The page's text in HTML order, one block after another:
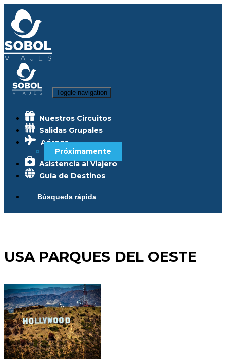
Toggle navigation
Nuestros Circuitos
Salidas Grupales
Aéreos
Próximamente
Asistencia al Viajero
Guía de Destinos
Búsqueda rápida
USA PARQUES DEL OESTE